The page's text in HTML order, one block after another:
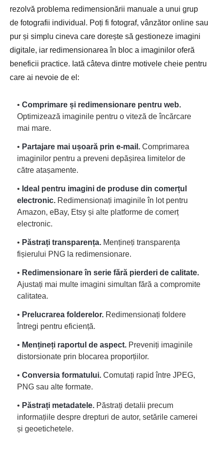
rezolvă problema redimensionării manuale a unui grup
de fotografii individual. Poți fi fotograf, vânzător online sau
pur și simplu cineva care dorește să gestioneze imagini
digitale, iar redimensionarea în bloc a imaginilor oferă
beneficii practice. Iată câteva dintre motivele cheie pentru
care ai nevoie de el:
• Comprimare și redimensionare pentru web.
Optimizează imaginile pentru o viteză de încărcare
mai mare.
• Partajare mai ușoară prin e-mail. Comprimarea
imaginilor pentru a preveni depășirea limitelor de
către atașamente.
• Ideal pentru imagini de produse din comerțul
electronic. Redimensionați imaginile în lot pentru
Amazon, eBay, Etsy și alte platforme de comerț
electronic.
• Păstrați transparența. Mențineți transparența
fișierului PNG la redimensionare.
• Redimensionare în serie fără pierderi de calitate.
Ajustați mai multe imagini simultan fără a compromite
calitatea.
• Prelucrarea folderelor. Redimensionați foldere
întregi pentru eficiență.
• Mențineți raportul de aspect. Preveniți imaginile
distorsionate prin blocarea proporțiilor.
• Conversia formatului. Comutați rapid între JPEG,
PNG sau alte formate.
• Păstrați metadatele. Păstrați detalii precum
informațiile despre drepturi de autor, setările camerei
și geoetichetele.